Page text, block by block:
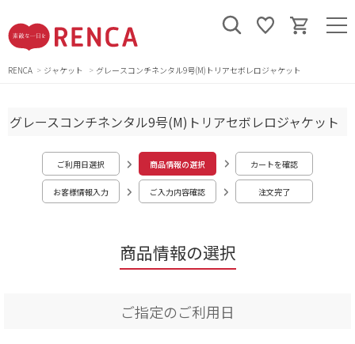
RENCA ジャケット グレースコンチネンタル9号(M)トリアセボレロジャケット
商品情報の選択
グレースコンチネンタル9号(M)トリアセボレロジャケット
ご利用日選択 商品情報の選択 カートを確認
お客様情報入力 ご入力内容確認 注文完了
ご指定のご利用日